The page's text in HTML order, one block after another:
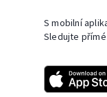
S mobilní
Sledujte